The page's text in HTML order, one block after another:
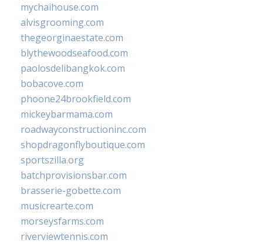
mychaihouse.com
alvisgrooming.com
thegeorginaestate.com
blythewoodseafood.com
paolosdelibangkok.com
bobacove.com
phoone24brookfield.com
mickeybarmama.com
roadwayconstructioninc.com
shopdragonflyboutique.com
sportszilla.org
batchprovisionsbar.com
brasserie-gobette.com
musicrearte.com
morseysfarms.com
riverviewtennis.com